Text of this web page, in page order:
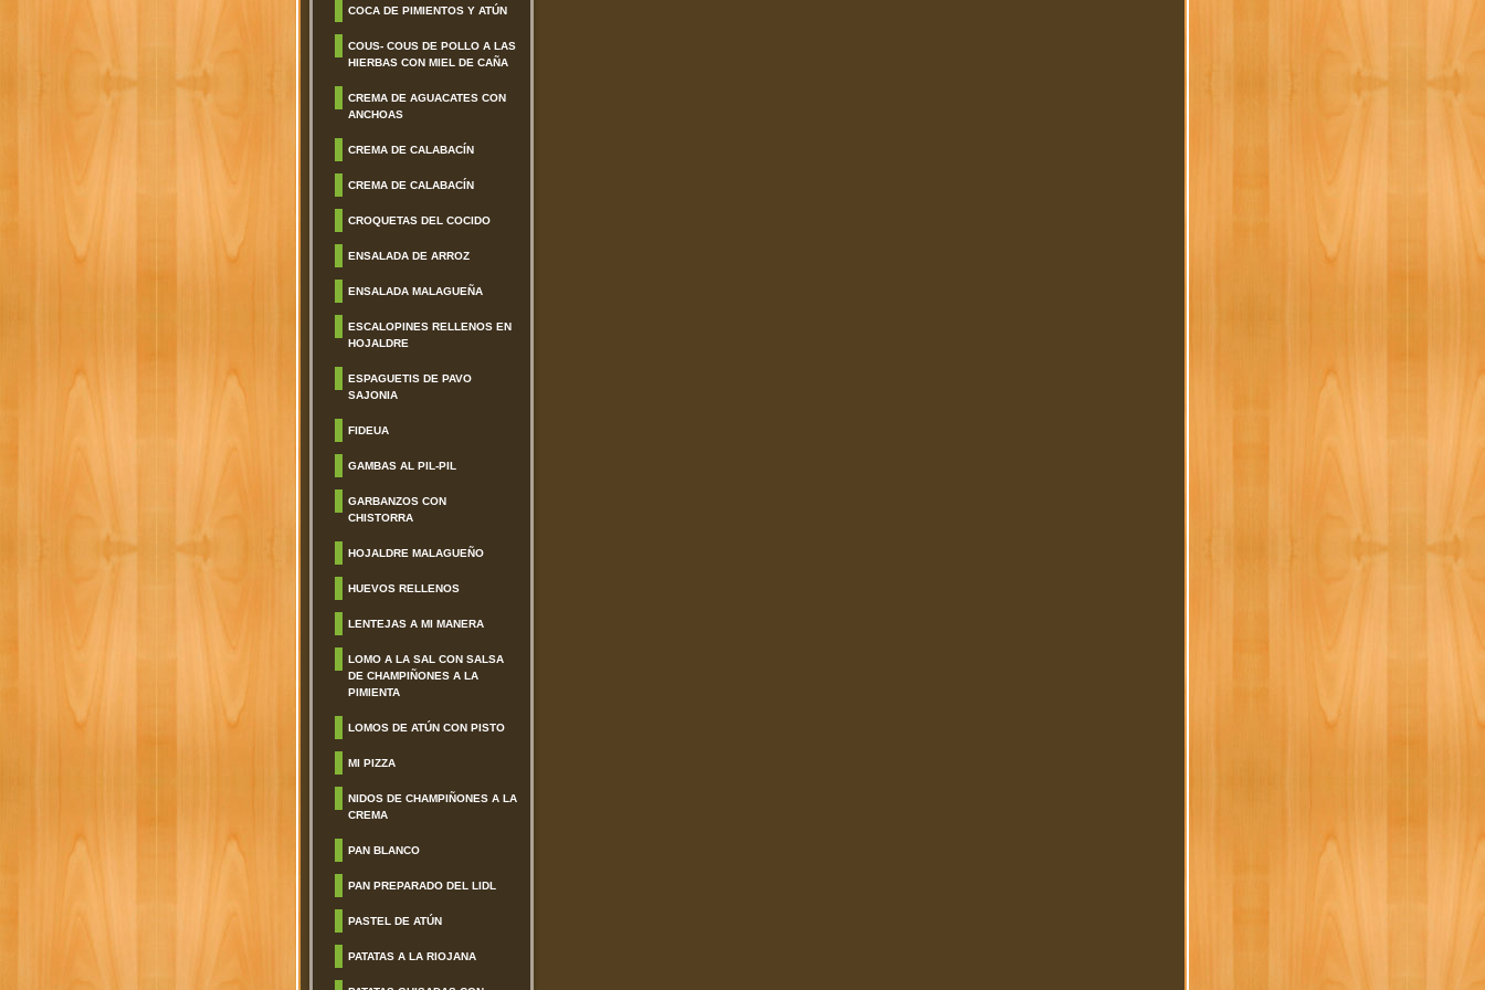
COCA DE PIMIENTOS Y ATÚN
COUS- COUS DE POLLO A LAS
HIERBAS CON MIEL DE CAÑA
CREMA DE AGUACATES CON
ANCHOAS
CREMA DE CALABACÍN
CREMA DE CALABACÍN
CROQUETAS DEL COCIDO
ENSALADA DE ARROZ
ENSALADA MALAGUEÑA
ESCALOPINES RELLENOS EN
HOJALDRE
ESPAGUETIS DE PAVO
SAJONIA
FIDEUA
GAMBAS AL PIL-PIL
GARBANZOS CON
CHISTORRA
HOJALDRE MALAGUEÑO
HUEVOS RELLENOS
LENTEJAS A MI MANERA
LOMO A LA SAL CON SALSA
DE CHAMPIÑONES A LA
PIMIENTA
LOMOS DE ATÚN CON PISTO
MI PIZZA
NIDOS DE CHAMPIÑONES A LA
CREMA
PAN BLANCO
PAN PREPARADO DEL LIDL
PASTEL DE ATÚN
PATATAS A LA RIOJANA